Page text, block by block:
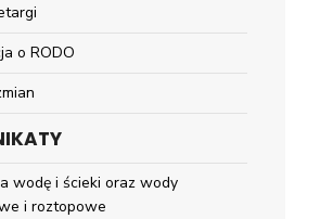
o RODO
wodę i ścieki oraz wody
i roztopowe